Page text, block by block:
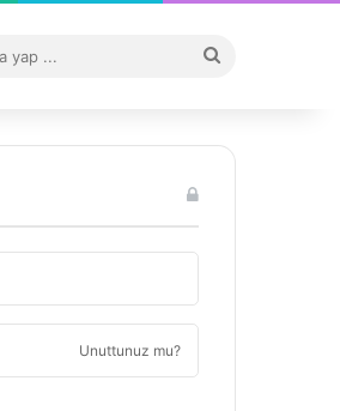
...
Unuttunuz mu?